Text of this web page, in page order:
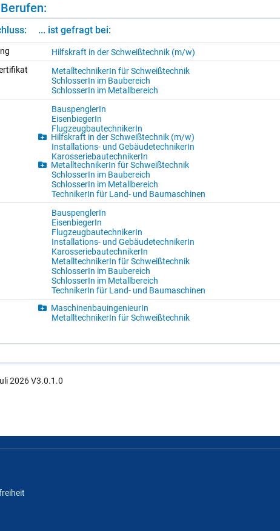
... ist gefragt bei:
Hilfs­kraft in der Schweiß­tech­nik (m/​w)
Me­tall­tech­ni­ke­rIn für Schweiß­tech­nik
Schlos­se­rIn im Bau­be­reich
Schlos­se­rIn im Me­tall­be­reich
Bau­s­peng­le­rIn
Ei­sen­bie­ge­rIn
Flug­zeug­bau­tech­ni­ke­rIn
Hilfs­kraft in der Schweiß­tech­nik (m/​w)
In­stal­la­ti­ons- und Ge­bäu­de­tech­ni­ke­rIn
Ka­ros­se­rie­bau­tech­ni­ke­rIn
Me­tall­tech­ni­ke­rIn für Schweiß­tech­nik
Schlos­se­rIn im Bau­be­reich
Schlos­se­rIn im Me­tall­be­reich
Tech­ni­ke­rIn für Land- und Bau­ma­schi­nen
Bau­s­peng­le­rIn
Ei­sen­bie­ge­rIn
Flug­zeug­bau­tech­ni­ke­rIn
In­stal­la­ti­ons- und Ge­bäu­de­tech­ni­ke­rIn
Ka­ros­se­rie­bau­tech­ni­ke­rIn
Me­tall­tech­ni­ke­rIn für Schweiß­tech­nik
Schlos­se­rIn im Bau­be­reich
Schlos­se­rIn im Me­tall­be­reich
Tech­ni­ke­rIn für Land- und Bau­ma­schi­nen
Ma­schi­nen­bau­in­ge­nieu­rIn
Me­tall­tech­ni­ke­rIn für Schweiß­tech­nik
2026 V3.0.1.0